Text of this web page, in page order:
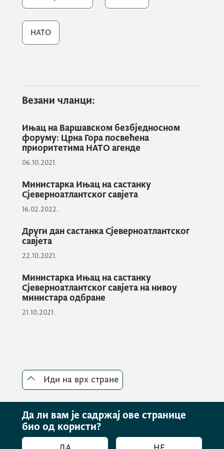
стабилној позицији Црне Горе у
међународној заједници и посебно
у процесима учлањења у ЕУ,
истакла је Ињац.
министарка Ињац је као најважнији
указала на значај издвајања за одбрану.
Не само из разлога што смо се
издвајање за одбрану до 2% до
2024. године, него и због тога
што то са собом носи обавезу
одбрамбеног система, казала је
Ињац.
Поред наведеног, као главне предности
чланства министарка Ињац истакла је и
ојачан стратешки оквир, јачање циљева
Министарка Ињац је упознала учеснике
конференције и са двије кључне
активности када су у питању приоритети
рада Министарства одбране за 2021.
годину. Нагласила је јачање капацитета за
НАТО
Везани чланци:
Ињац на Варшавском безбједносном
форуму: Црна Гора посвећена
приоритетима НАТО агенде
06.10.2021.
Министарка Ињац на састанку
Сјеверноатлантског савјета
16.02.2022.
Други дан састанка Сјеверноатлантског
савјета
22.10.2021.
Министарка Ињац на састанку
Сјеверноатлантског савјета на нивоу
министара одбране
21.10.2021.
Иди на врх стране
Да ли вам је садржај ове странице
био од користи?